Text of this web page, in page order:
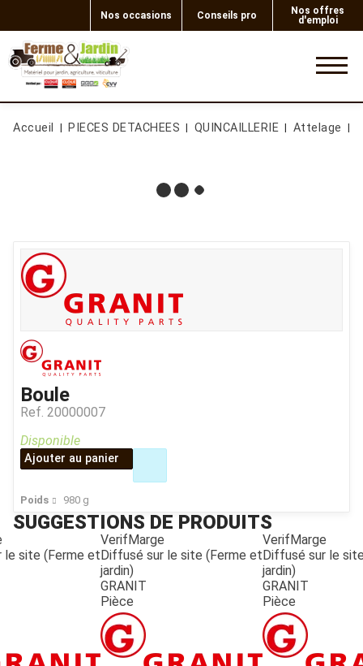
Nos occasions Conseils pro
Nos offres
d'emploi
Accueil PIECES DETACHEES QUINCAILLERIE Attelage
Boule
Ref. 20000007
Poids 980 g
Disponible
Ajouter au panier
SUGGESTIONS DE PRODUITS
le site (Ferme et
VerifMarge
Diffusé sur le site (Ferme et
jardin)
GRANIT
Pièce
VerifMarge
Diffusé sur le
jardin)
GRANIT
Pièce